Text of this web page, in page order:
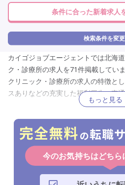
条件に合った新着求
検索条件を変
カイゴジョブエージェントでは北海
ク・診療所の求人を71件掲載してい
クリニック・診療所の求人の特徴と
スありなどの充実した福利厚生、車
クセス、資格取得支援や研修制度な
やパートなどの働き方に応じて選べ
助手など幅広く選べる職種、介護福
者を対象にした資格を限定したもの
しなど幅広い仕事内容、夜勤専従や
時間、土日祝休みや夏季休暇など充
年なしなど誰もが応募しやすい応募
もっと見る
今のお気持ちはどちら